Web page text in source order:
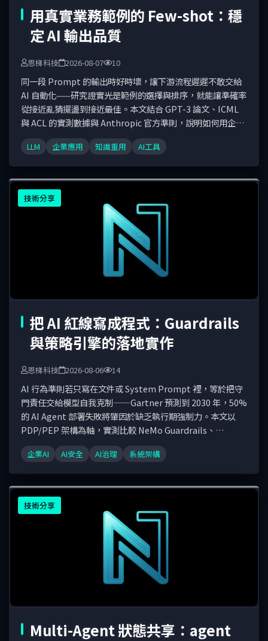
用真實業務範例的 Few-shot：穩
定 AI 輸出品質
恩梯科技 2026-08-07 10
同一段 Prompt 的輸出時好時壞，讓下游流程遲遲不敢交給
AI 自動化——研究證實光是範例的選擇與排序，就能讓準確率
從接近亂猜擺盪到接近最佳。本文結合 GPT-3 論文、ICML
與 ACL 的實測數據與 Anthropic 官方準則，說明如何用企業
到回歸驗收，把輸出品質變成可量測的工程問題。
LLM 企業應用 知識重用 AI工具
技術分享
把 AI 紅線寫成程式：Guardrails
與策略引擎的落地實作
恩梯科技 2026-08-06 14
AI 行為準則若只寫在文件或 System Prompt 裡，等於把守
門責任交給模型自我克制——Gartner 預測到 2030 年，50%
的 AI Agent 部署失敗將肇因於缺乏執行期強制力。本文以
PDP/PEP 架構為軸，實測比較 NeMo Guardrails、
並用 Llama Guard 3 的攔截率與誤攔率數據說明護欄的真實
取捨。
企業AI AI安全 AI治理 系統架構
技術分享
Multi-Agent 狀態共享：agent